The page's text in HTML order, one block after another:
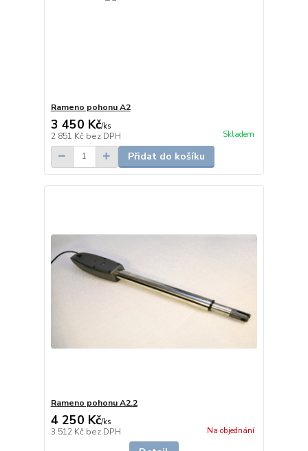
Rameno pohonu A2
3 450 Kč/ks
2 851 Kč bez DPH Skladem
Přidat do košíku
Rameno pohonu A2.2
4 250 Kč/ks
3 512 Kč bez DPH Na objednání